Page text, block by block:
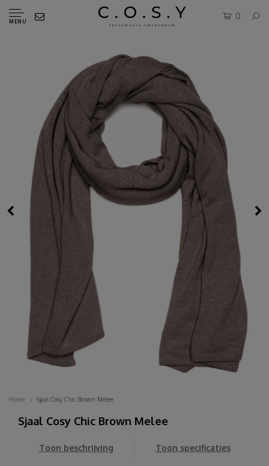
MENU
0
Home Sjaal Cosy Chic Brown Melee
Sjaal Cosy Chic Brown Melee
Toon beschrijving Toon specificaties